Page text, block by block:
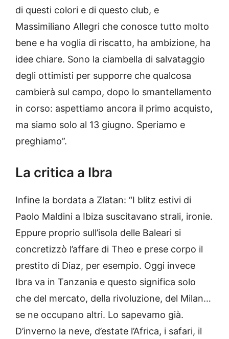
di questi colori e di questo club, e
Massimiliano Allegri che conosce tutto molto
bene e ha voglia di riscatto, ha ambizione, ha
idee chiare. Sono la ciambella di salvataggio
degli ottimisti per supporre che qualcosa
cambierà sul campo, dopo lo smantellamento
in corso: aspettiamo ancora il primo acquisto,
ma siamo solo al 13 giugno. Speriamo e
preghiamo”.
La critica a Ibra
Infine la bordata a Zlatan: “I blitz estivi di
Paolo Maldini a Ibiza suscitavano strali, ironie.
Eppure proprio sull’isola delle Baleari si
concretizzò l’affare di Theo e prese corpo il
prestito di Diaz, per esempio. Oggi invece
Ibra va in Tanzania e questo significa solo
che del mercato, della rivoluzione, del Milan…
se ne occupano altri. Lo sapevamo già.
D’inverno la neve, d’estate l’Africa, i safari, il